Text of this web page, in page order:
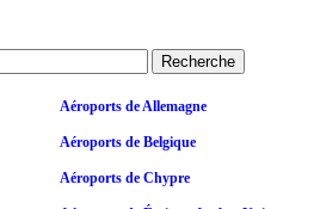
Aéroports de Allemagne
Aéroports de Belgique
Aéroports de Chypre